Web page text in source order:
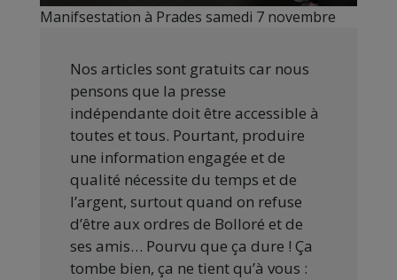
Manifsestation à Prades samedi 7 novembre
Nos articles sont gratuits car nous
pensons que la presse
indépendante doit être accessible à
toutes et tous. Pourtant, produire
une information engagée et de
qualité nécessite du temps et de
l’argent, surtout quand on refuse
d’être aux ordres de Bolloré et de
ses amis… Pourvu que ça dure ! Ça
tombe bien, ça ne tient qu’à vous :